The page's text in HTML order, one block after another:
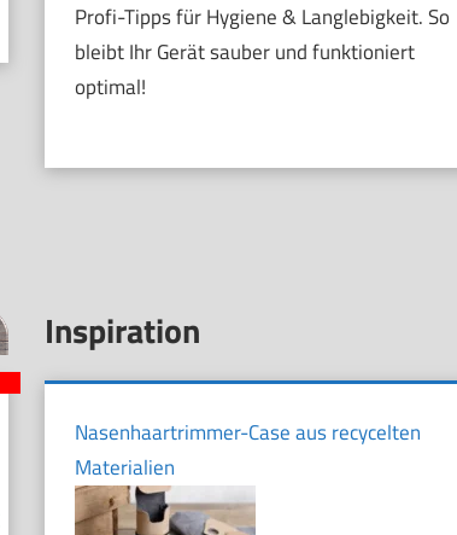
Profi-Tipps für Hygiene & Langlebigkeit. So
bleibt Ihr Gerät sauber und funktioniert
optimal!
Inspiration
Nasenhaartrimmer-Case aus recycelten
Materialien